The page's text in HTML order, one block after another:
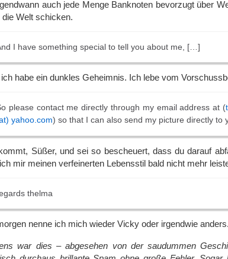
auch jede Menge Banknoten bevorzugt über
die Welt schicken.
I have something special to tell you about me, […]
habe ein dunkles Geheimnis. Ich lebe vom
please contact me directly through my email address at (
yahoo.com) so that I can also send my picture directly to
Süßer, und sei so bescheuert, dass du darauf
mir meinen verfeinerten Lebensstil bald nicht mehr
thelma
nenne ich mich wieder Vicky oder irgendwie anders.
war dies – abgesehen von der saudummen